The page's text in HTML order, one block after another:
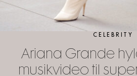
CELEBRITY
Ariana Grande
musikvideo til